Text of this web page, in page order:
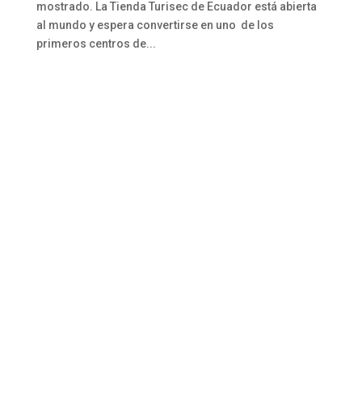
mostrado. La Tienda Turisec de Ecuador está abierta
al mundo y espera convertirse en uno de los
primeros centros de...